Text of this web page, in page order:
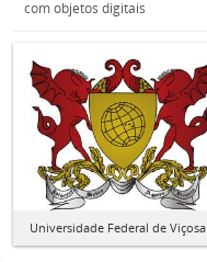
com objetos digitais
Universidade Federal de Viçosa